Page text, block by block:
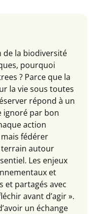
de la biodiversité
pourquoi
? Parce que la
la vie sous toutes
répond à un
par bon
action
fédérer
terrain autour
Les enjeux
et
et partagés avec
avant d’agir ».
un échange